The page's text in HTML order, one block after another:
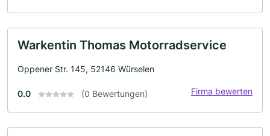
Warkentin Thomas Motorradservice
Oppener Str. 145, 52146 Würselen
0.0 (0 Bewertungen) Firma bewerten